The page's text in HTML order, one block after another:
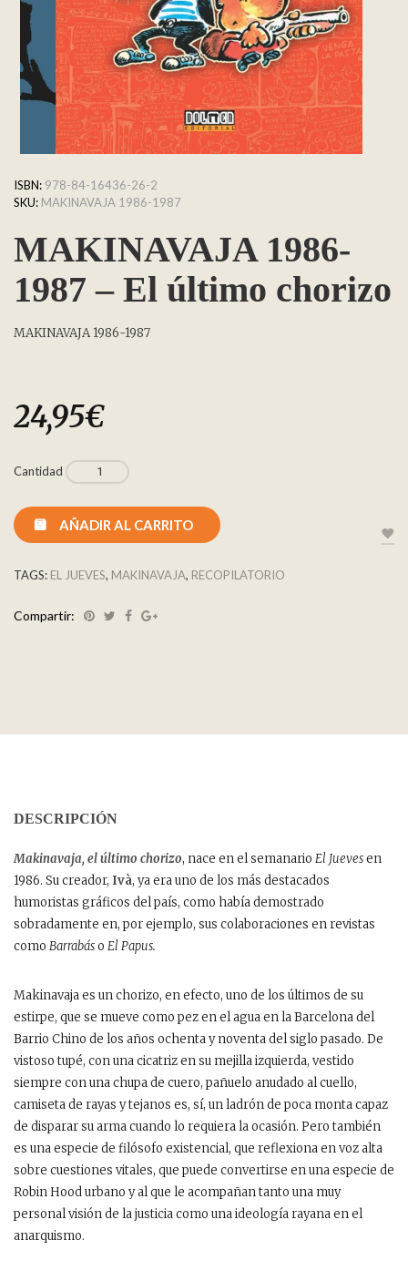
ISBN: 978-84-16436-26-2
SKU: MAKINAVAJA 1986-1987
MAKINAVAJA 1986-
1987 – El último chorizo
MAKINAVAJA 1986-1987
24,95€
Cantidad
AÑADIR AL CARRITO
TAGS: EL JUEVES, MAKINAVAJA, RECOPILATORIO
Compartir:
DESCRIPCIÓN
Makinavaja, el último chorizo, nace en el semanario El Juevesen
1986. Su creador, Ivà, ya era uno de los más destacados
humoristas gráficos del país, como había demostrado
sobradamente en, por ejemplo, sus colaboraciones en revistas
como Barrabáso El Papus.
Makinavaja es un chorizo, en efecto, uno de los últimos de su
estirpe, que se mueve como pez en el agua en la Barcelona del
Barrio Chino de los años ochenta y noventa del siglo pasado. De
vistoso tupé, con una cicatriz en su mejilla izquierda, vestido
siempre con una chupa de cuero, pañuelo anudado al cuello,
camiseta de rayas y tejanos es, sí, un ladrón de poca monta capaz
de disparar su arma cuando lo requiera la ocasión. Pero también
es una especie de filósofo existencial, que reflexiona en voz alta
sobre cuestiones vitales, que puede convertirse en una especie de
Robin Hood urbano y al que le acompañan tanto una muy
personal visión de la justicia como una ideología rayana en el
anarquismo.